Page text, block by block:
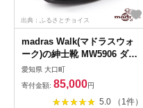
出典：ふるさとチョイス
madras Walk(マドラスウォ
ーク)の紳士靴 MW5906 ダー
クブラウン
26.0cm【1343242】
愛知県 大口町
寄付金額: 85,000円
5.0 （1件）